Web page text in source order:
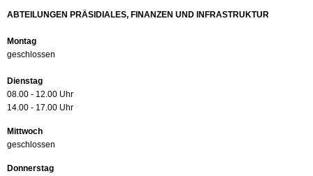
ABTEILUNGEN PRÄSIDIALES, FINANZEN UND INFRASTRUKTUR
Montag
geschlossen
Dienstag
08.00 - 12.00 Uhr
14.00 - 17.00 Uhr
Mittwoch
geschlossen
Donnerstag